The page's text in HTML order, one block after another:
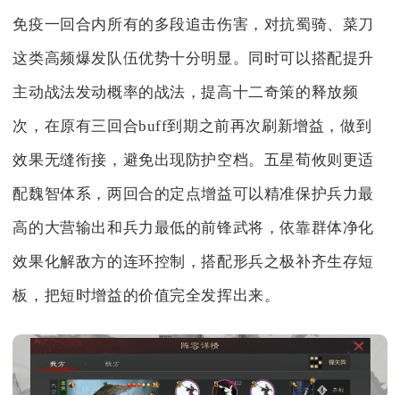
免疫一回合内所有的多段追击伤害，对抗蜀骑、菜刀
这类高频爆发队伍优势十分明显。同时可以搭配提升
主动战法发动概率的战法，提高十二奇策的释放频
次，在原有三回合buff到期之前再次刷新增益，做到
效果无缝衔接，避免出现防护空档。五星荀攸则更适
配魏智体系，两回合的定点增益可以精准保护兵力最
高的大营输出和兵力最低的前锋武将，依靠群体净化
效果化解敌方的连环控制，搭配形兵之极补齐生存短
板，把短时增益的价值完全发挥出来。